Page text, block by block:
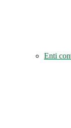
Enti